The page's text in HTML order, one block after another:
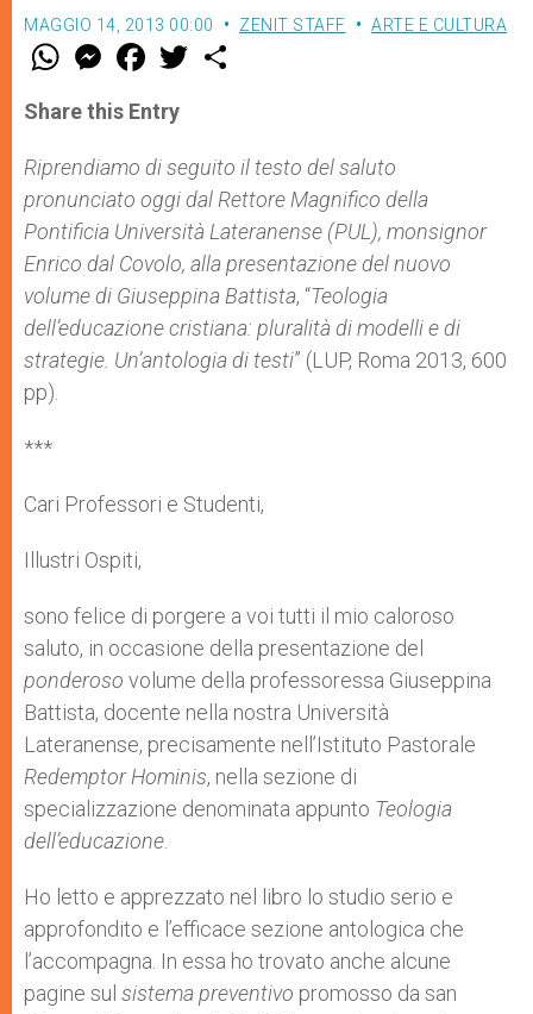
MAGGIO 14, 2013 00:00 ZENIT STAFF ARTE E CULTURA
W
t
s
p
p
M
e
s
e
g
e
r
F
a
e
b
o
k
w
r
Share this Entry
Riprendiamo di seguito il testo del saluto
pronunciato oggi dal Rettore Magnifico della
Pontificia Università Lateranense (PUL), monsignor
Enrico dal Covolo, alla presentazione del nuovo
volume di Giuseppina Battista, “Teologia
dell’educazione cristiana: pluralità di modelli e di
strategie. Un’antologia di testi” (LUP, Roma 2013, 600
pp).
***
Cari Professori e Studenti,
Illustri Ospiti,
sono felice di porgere a voi tutti il mio caloroso
saluto, in occasione della presentazione del
ponderoso volume della professoressa Giuseppina
Battista, docente nella nostra Università
Lateranense, precisamente nell’Istituto Pastorale
Redemptor Hominis, nella sezione di
specializzazione denominata appunto Teologia
dell’educazione
Ho letto e apprezzato nel libro lo studio serio e
approfondito e l’efficace sezione antologica che
l’accompagna. In essa ho trovato anche alcune
pagine sul sistema preventivo promosso da san